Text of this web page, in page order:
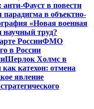
анти-Фауст в повести
парадигма в объектно-
«Новая военная
научный труд?
РоссииФМО
в России
Шерлок Холмс в
катехон: отмена
явление